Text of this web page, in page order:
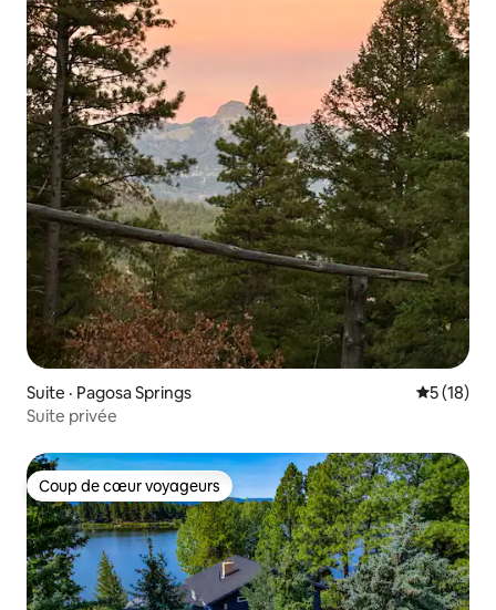
Suite · Pagosa Springs Note
5 (18)
Suite privée
Coup de cœur voyageurs
Coup de cœur voyageurs